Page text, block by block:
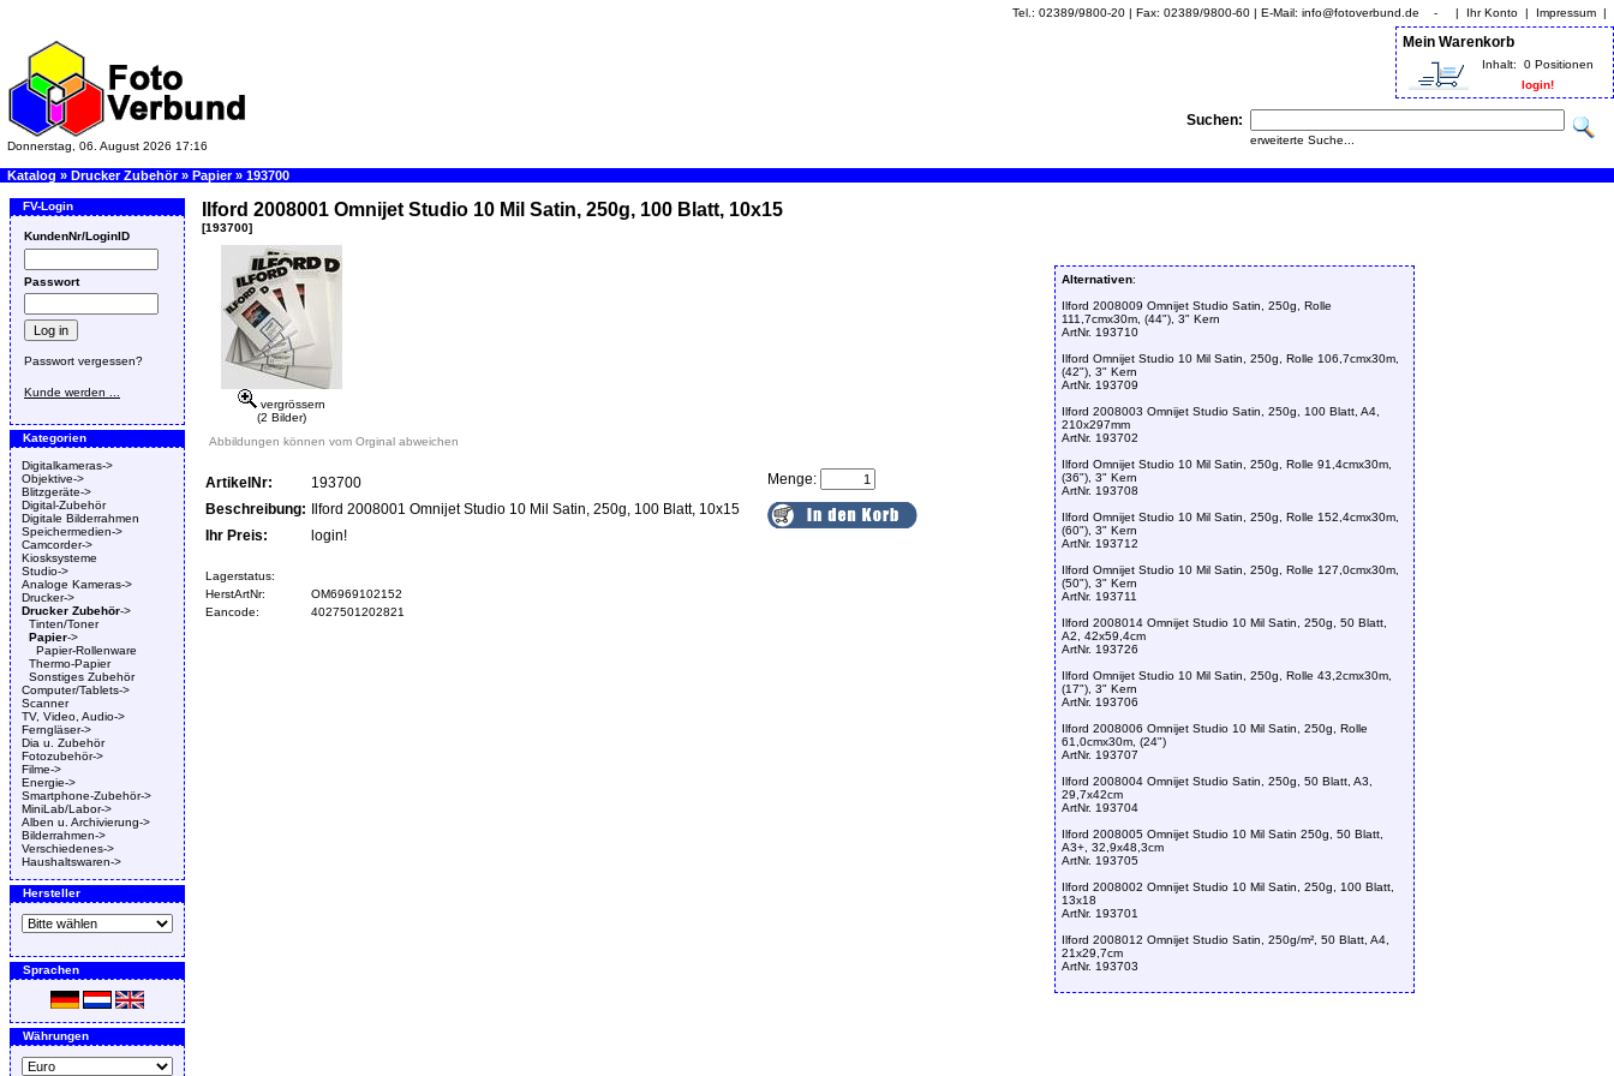
Tel.: 02389/9800-20 | Fax: 02389/9800-60 | E-Mail: info@fotoverbund.de - | Ihr Konto | Impressum |
Donnerstag, 06. August 2026 17:16
Mein Warenkorb
Inhalt:
0 Positionen
login!
Suchen:
erweiterte Suche...
Katalog » Drucker Zubehör» Papier» 193700
FV-Login
KundenNr/LoginID
Passwort
Passwort vergessen?
Kunde werden ...
Kategorien
Digitalkameras->
Objektive->
Blitzgeräte->
Digital-Zubehör
Digitale Bilderrahmen
Speichermedien->
Camcorder->
Kiosksysteme
Studio->
Analoge Kameras->
Drucker->
Drucker Zubehör->
Tinten/Toner
Papier->
Papier-Rollenware
Thermo-Papier
Sonstiges Zubehör
Computer/Tablets->
Scanner
TV, Video, Audio->
Ferngläser->
Dia u. Zubehör
Fotozubehör->
Filme->
Energie->
Smartphone-Zubehör->
MiniLab/Labor->
Alben u. Archivierung->
Bilderrahmen->
Verschiedenes->
Haushaltswaren->
Hersteller
Sprachen
Währungen
Ilford 2008001 Omnijet Studio 10 Mil Satin, 250g, 100 Blatt, 10x15
[193700]
vergrössern
(2 Bilder)
Abbildungen können vom Orginal abweichen
ArtikelNr:
193700
Beschreibung:
Ilford 2008001 Omnijet Studio 10 Mil Satin, 250g, 100 Blatt, 10x15
Ihr Preis:
login!
Lagerstatus:
HerstArtNr:
OM6969102152
Eancode:
4027501202821
Menge:
Alternativen:
Ilford 2008009 Omnijet Studio Satin, 250g, Rolle
111,7cmx30m, (44"), 3" Kern
ArtNr. 193710
Ilford Omnijet Studio 10 Mil Satin, 250g, Rolle 106,7cmx30m,
(42"), 3" Kern
ArtNr. 193709
Ilford 2008003 Omnijet Studio Satin, 250g, 100 Blatt, A4,
210x297mm
ArtNr. 193702
Ilford Omnijet Studio 10 Mil Satin, 250g, Rolle 91,4cmx30m,
(36"), 3" Kern
ArtNr. 193708
Ilford Omnijet Studio 10 Mil Satin, 250g, Rolle 152,4cmx30m,
(60"), 3" Kern
ArtNr. 193712
Ilford Omnijet Studio 10 Mil Satin, 250g, Rolle 127,0cmx30m,
(50"), 3" Kern
ArtNr. 193711
Ilford 2008014 Omnijet Studio 10 Mil Satin, 250g, 50 Blatt,
A2, 42x59,4cm
ArtNr. 193726
Ilford Omnijet Studio 10 Mil Satin, 250g, Rolle 43,2cmx30m,
(17"), 3" Kern
ArtNr. 193706
Ilford 2008006 Omnijet Studio 10 Mil Satin, 250g, Rolle
61,0cmx30m, (24")
ArtNr. 193707
Ilford 2008004 Omnijet Studio Satin, 250g, 50 Blatt, A3,
29,7x42cm
ArtNr. 193704
Ilford 2008005 Omnijet Studio 10 Mil Satin 250g, 50 Blatt,
A3+, 32,9x48,3cm
ArtNr. 193705
Ilford 2008002 Omnijet Studio 10 Mil Satin, 250g, 100 Blatt,
13x18
ArtNr. 193701
Ilford 2008012 Omnijet Studio Satin, 250g/m², 50 Blatt, A4,
21x29,7cm
ArtNr. 193703